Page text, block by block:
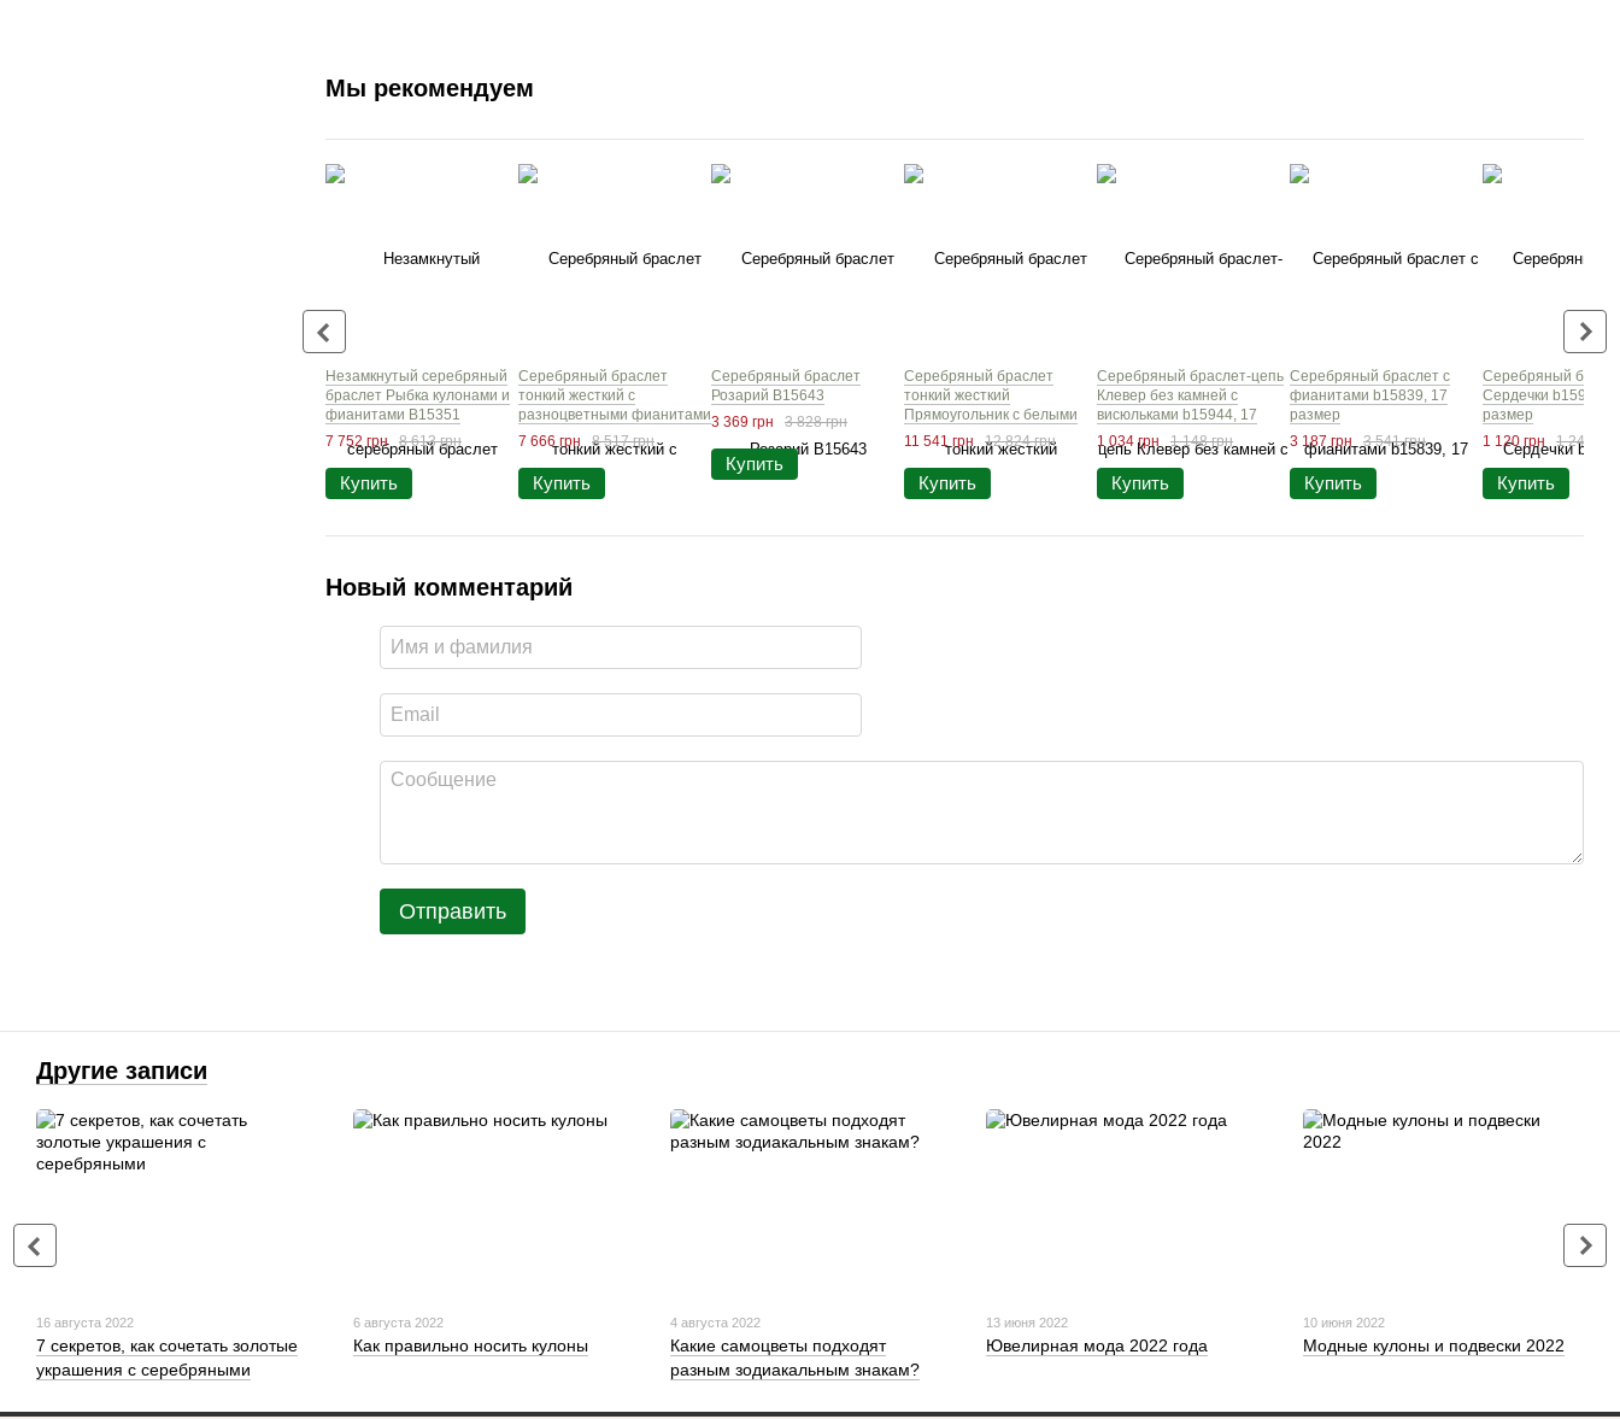
Мы рекомендуем
Незамкнутый серебряный
браслет Рыбка кулонами и
фианитами B15351
7 752 грн
8 613 грн
Купить
Серебряный браслет
тонкий жесткий с
разноцветными фианитами
с подвесками B15426
7 666 грн 8 517 грн
Купить
Серебряный браслет
Розарий B15643
3 369 грн
3 828 грн
Купить
Серебряный браслет
тонкий жесткий
Прямоугольник с белыми
фианитами b15873
11 541 грн 12 824 грн
Купить
Серебряный браслет-цепь
Клевер без камней с
висюльками b15944, 17
размер
1 034 грн 1 148 грн
Купить
Серебряный браслет с
фианитами b15839, 17
размер
3 187 грн
3 541 грн
Купить
Серебряный
Сердечки b15954,
размер
1 120 грн
1 244 грн
Купить
Новый комментарий
Отправить
Другие записи
16 августа 2022
7 секретов, как сочетать золотые
украшения с серебряными
6 августа 2022
Как правильно носить кулоны
4 августа 2022
Какие самоцветы подходят
разным зодиакальным знакам?
13 июня 2022
Ювелирная мода 2022 года
10 июня 2022
Модные кулоны и подвески 2022